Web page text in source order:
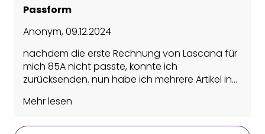
Passform
Anonym,09.12.2024
nachdem die erste Rechnung von Lascana für
mich 85A nicht passte, konnte ich
zurücksenden. nun habe ich mehrere Artikel in
Mehr lesen